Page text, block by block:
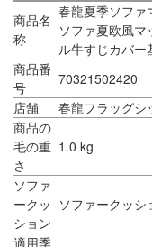
商品名
称
春龍夏季ソファ
ソファ夏欧風
ル牛すじカバ
商品番
号
70321502420
店舗
春龍フラッグシ
商品の
毛の重
さ
1.0 kg
ソファ
ークッ
ション
ソファークッシ
適用季